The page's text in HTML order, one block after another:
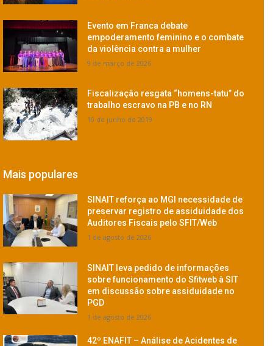
Evento em Franca debate
empoderamento feminino e o combate
da violência contra a mulher
9 de março de 2026
Fiscalização resgata “homens-tatu” do
trabalho escravo na PB e no RN
10 de junho de 2019
Mais populares
SINAIT reforça ao MGI necessidade de
preservar registro de assiduidade dos
Auditores Fiscais pelo SFIT/Web
1 de agosto de 2026
SINAIT leva pedido de informações
sobre funcionamento do Sfitweb à SIT
em discussão sobre assiduidade no
PGD
1 de agosto de 2026
42º ENAFIT – Análise de Acidentes de